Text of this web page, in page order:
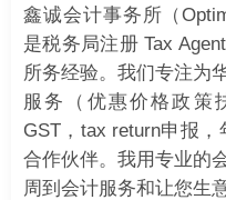
鑫诚会计事务所（
是税务局注册 Tax
所务经验。我们专注为
服务（优惠价格政策
GST，tax return申报
合作伙伴。我用专业的
周到会计服务和让您生